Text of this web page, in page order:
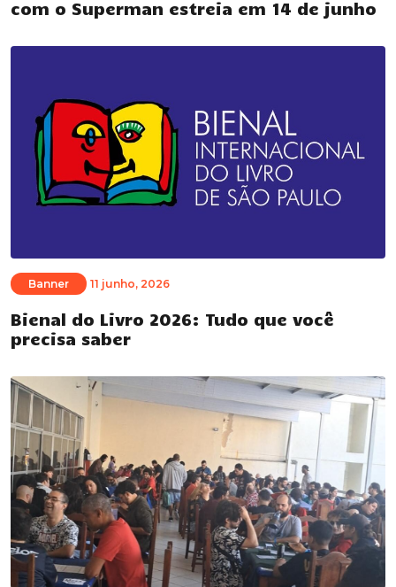
com o Superman estreia em 14 de junho
Banner 11 junho, 2026
Bienal do Livro 2026: Tudo que você
precisa saber